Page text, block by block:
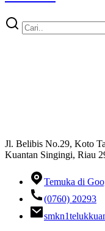
Jl. Belibis No.29, Koto
Kuantan Singingi, Riau
Temuka di
(0760) 20293